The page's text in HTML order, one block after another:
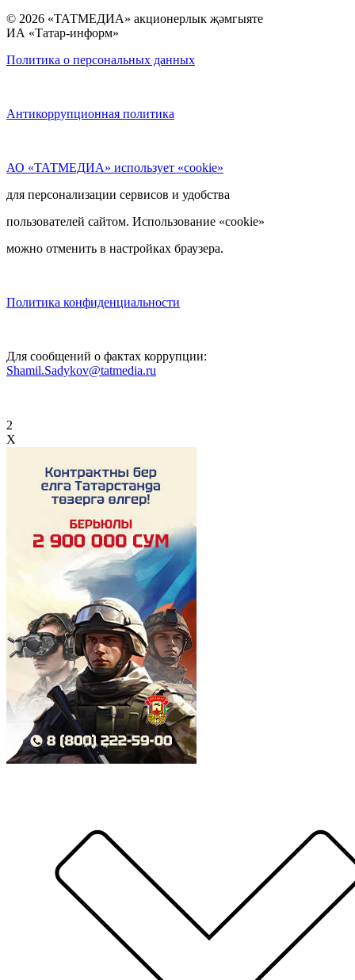
© 2026 «ТАТМЕДИА» акционерлык җәмгыяте
ИА «Татар-информ»
Политика о персональных данных
Антикоррупционная политика
АО «ТАТМЕДИА» использует «cookie»
для персонализации сервисов и удобства
пользователей сайтом. Использование «cookie»
можно отменить в настройках браузера.
Политика конфиденциальности
Для сообщений о фактах коррупции:
Shamil.Sadykov@tatmedia.ru
2
X